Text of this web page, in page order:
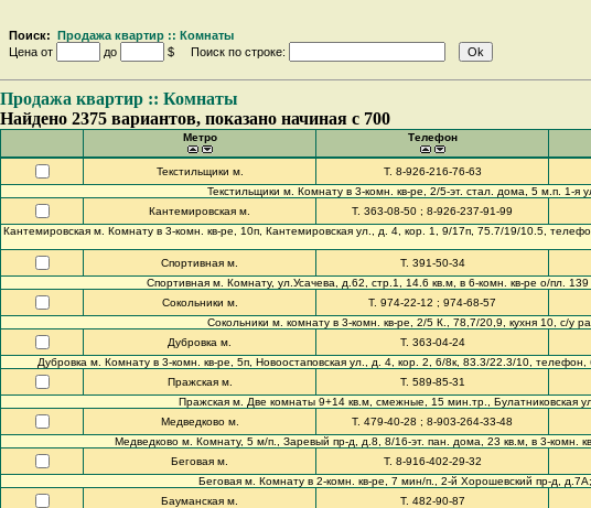
Поиск: Продажа квартир :: Комнаты
Цена от
до $ Поиск по строке:
Продажа квартир :: Комнаты
Найдено 2375 вариантов, показано начиная с 700
Метро Телефон
Текстильщики м. Т. 8-926-216-76-63
Текстильщики м. Комнату в 3-комн. кв-ре, 2/5-эт. стал. дома, 5 м.п. 1-
Кантемировская м.
Т. 363-08-50 ; 8-926-237-91-99
Кантемировская м. Комнату в 3-комн. кв-ре, 10п, Кантемировская ул., д. 4, кор. 1, 9/17п, 75.7/19/10.5,
Спортивная м.
Т. 391-50-34
Спортивная м. Комнату, ул.Усачева, д.62, стр.1, 14.6 кв.м, в 6-комн. кв-ре о/пл.
Сокольники м.
Т. 974-22-12 ; 974-68-57
Сокольники м. комнату в 3-комн. кв-ре, 2/5 К., 78,7/20,9, кухня 10, с/
Дубровка м.
Т. 363-04-24
Дубровка м. Комнату в 3-комн. кв-ре, 5п, Новоостаповская ул., д. 4, кор. 2, 6/8к, 83.3/22.3/10,
Пражская м.
Т. 589-85-31
Пражская м. Две комнаты 9+14 кв.м, смежные, 15 мин.тр., Булатниковская
Медведково м.
Т. 479-40-28 ; 8-903-264-33-48
Медведково м. Комнату, 5 м/п., Заревый пр-д, д.8, 8/16-эт. пан. дома, 23 кв.м, в 3-комн.
Беговая м.
Т. 8-916-402-29-32
Беговая м. Комнату в 2-комн. кв-ре, 7 мин/п., 2-й Хорошевский пр-д,
Бауманская м.
Т. 482-90-87